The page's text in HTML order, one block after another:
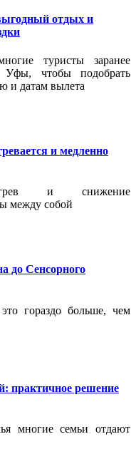
отдых и
туристы заранее
чтобы подобрать
и датам вылета
и медленно
и снижение
между собой
до Сенсорного
гораздо больше, чем
практичное решение
многие семьи отдают